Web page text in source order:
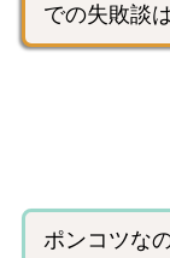
での失敗談
ポンコツな